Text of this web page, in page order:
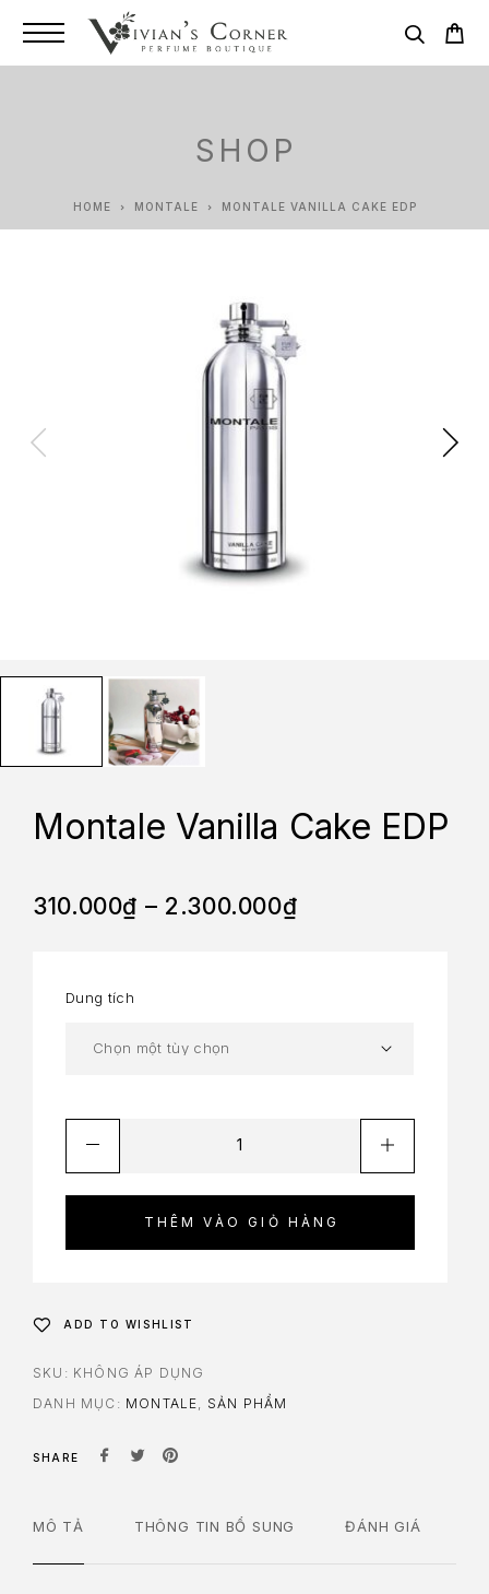
SHOP
HOME MONTALE MONTALE VANILLA CAKE EDP
Montale Vanilla Cake EDP
310.000₫ – 2.300.000₫
Dung tích
THÊM VÀO GIỎ HÀNG
ADD TO WISHLIST
SKU: KHÔNG ÁP DỤNG
DANH MỤC: MONTALE SẢN PHẨM
SHARE
MÔ TẢ THÔNG TIN BỔ SUNG ĐÁNH GIÁ